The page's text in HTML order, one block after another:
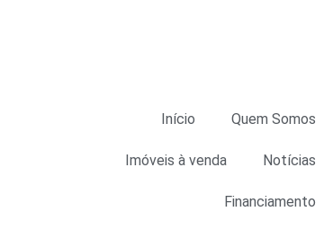
Início Quem Somos
Imóveis à venda Notícias
Financiamento